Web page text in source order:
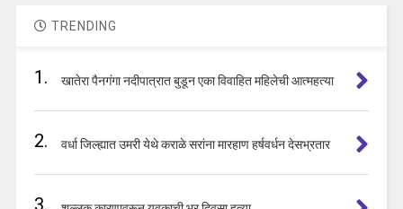
TRENDING
1. खातेरा पैनगंगा नदीपात्रात बुडून एका विवाहित महिलेची आत्महत्या
2. वर्धा जिल्ह्यात उमरी येथे कराळे सरांना मारहाण हर्षवर्धन देसभ्रतार
3.